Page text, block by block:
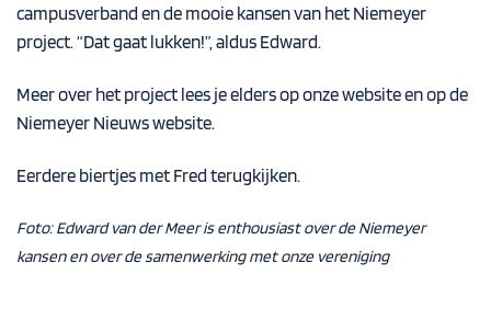
campusverband en de mooie kansen van het Niemeyer
project. “Dat gaat lukken!”, aldus Edward.
Meer over het project lees je elders op onze websiteen op de
Niemeyer Nieuwswebsite.
Eerdere biertjes met Fred terugkijken.
Foto: Edward van der Meer is enthousiast over de Niemeyer
kansen en over de samenwerking met onze vereniging